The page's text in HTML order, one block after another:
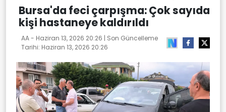
Bursa'da feci çarpışma: Çok sayıda
kişi hastaneye kaldırıldı
AA - Haziran 13, 2026 20:26 | Son Güncelleme
Tarihi: Haziran 13, 2026 20:26